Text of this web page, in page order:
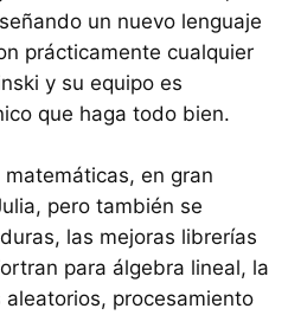
un nuevo lenguaje
prácticamente cualquier
y su equipo es
que haga todo bien.
en gran
pero también se
las mejoras librerías
para álgebra lineal, la
procesamiento